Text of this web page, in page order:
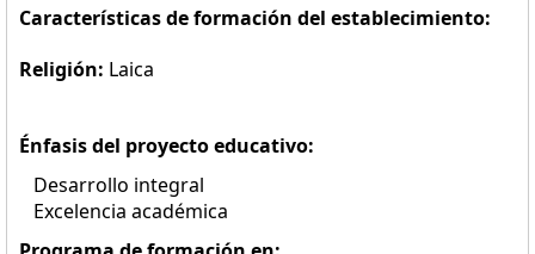
Características de formación del establecimiento:
Religión: Laica
Énfasis del proyecto educativo:
Desarrollo integral
Excelencia académica